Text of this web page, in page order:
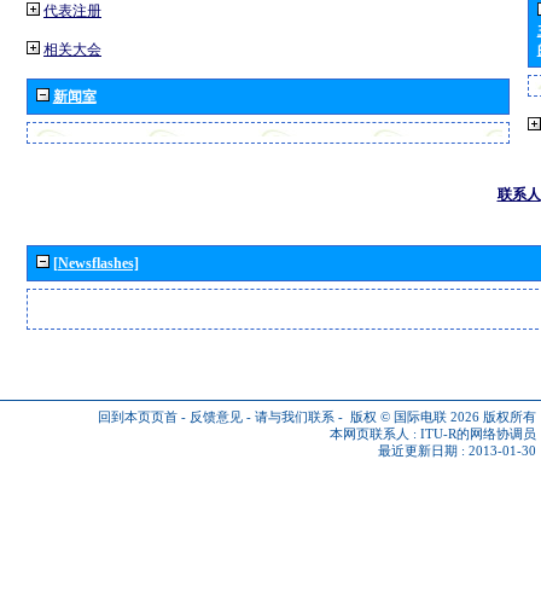
代表注册
相关大会
新闻室
联系人
[Newsflashes]
回到本页页首 - 反馈意见 - 请与我们联系 - 版权 © 国际电联 2026 版权所有
本网页联系人 : ITU-R的网络协调员
最近更新日期 : 2013-01-30